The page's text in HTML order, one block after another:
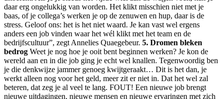
daar erg ongelukkig van worden. Het klikt misschien niet met je
baas, of je collega’s werken je op de zenuwen en hup, daar is de
stress. Geloof ons: het is het niet waard. Je kan vast wel ergens
anders een job vinden waar het wél klikt met het team en de
bedrijfscultuur”, zegt Annelies Quaegebeur. 5. Dromen bleken
bedrog Weet je nog hoe je ooit bent beginnen werken? Je kon de
wereld aan en in die job ging je echt wel knallen. Tegenwoordig ben
je die denkwijze jammer genoeg kwijtgeraakt… Dit is het dan, je
werkt alleen nog voor het geld, meer zit er niet in. Dat het wel zal
beteren, dat zeg je al veel te lang. FOUT! Een nieuwe job brengt
nieuwe uitdagingen, nieuwe mensen en nieuwe ervaringen met zich